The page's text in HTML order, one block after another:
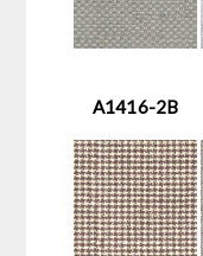
A1416-2B